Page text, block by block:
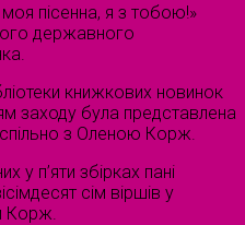
моя пісенна, я з тобою!»
державного
книжкових новинок
заходу була представлена
спільно з Оленою Корж.
у п’яти збірках пані
сім віршів у
Корж.